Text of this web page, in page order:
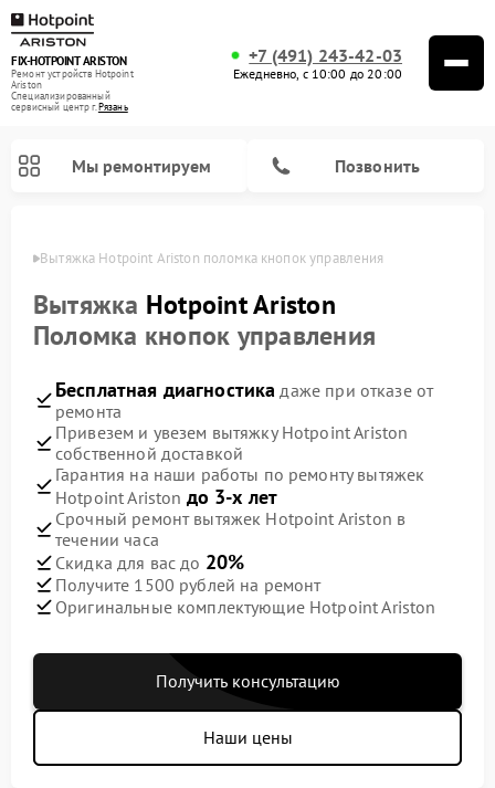
FIX-HOTPOINT ARISTON
Ремонт устройств Hotpoint
Ariston
Специализированный
cервисный центр г.Рязань
+7 (491) 243-42-03
Ежедневно, с 10:00 до 20:00
Мы ремонтируем Позвонить
Вытяжка Hotpoint Ariston поломка кнопок управления
Вытяжка Hotpoint Ariston
Поломка кнопок управления
Бесплатная диагностика даже при отказе от
ремонта
Привезем и увезем вытяжку Hotpoint Ariston
собственной доставкой
Гарантия на наши работы по ремонту вытяжек
Hotpoint Ariston до 3-х лет
Срочный ремонт вытяжек Hotpoint Ariston в
течении часа
Скидка для вас до 20%
Получите 1500 рублей на ремонт
Оригинальные комплектующие Hotpoint Ariston
Получить консультацию
Наши цены